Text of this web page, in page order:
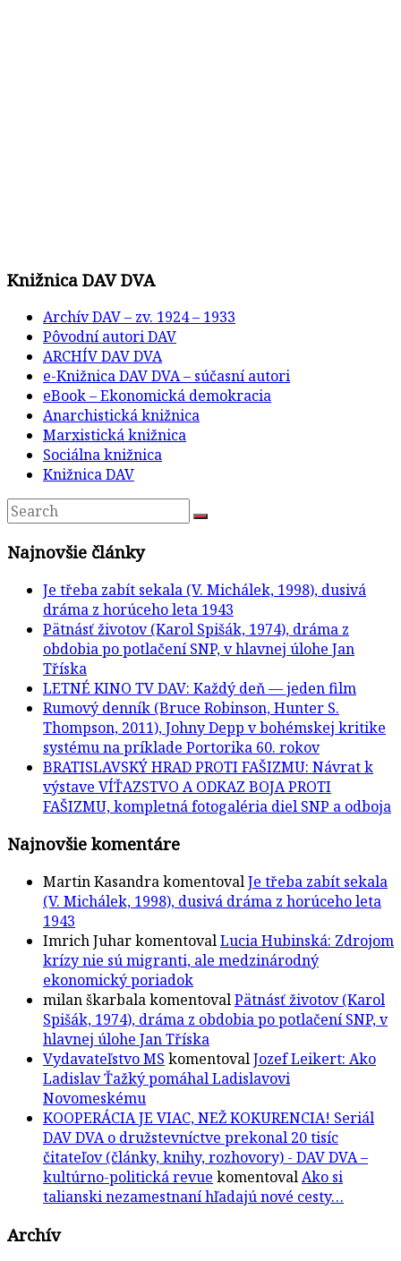
Knižnica DAV DVA
Archív DAV – zv. 1924 – 1933
Pôvodní autori DAV
ARCHÍV DAV DVA
e-Knižnica DAV DVA – súčasní autori
eBook – Ekonomická demokracia
Anarchistická knižnica
Marxistická knižnica
Sociálna knižnica
Knižnica DAV
Najnovšie články
Je třeba zabít sekala (V. Michálek, 1998), dusivá
dráma z horúceho leta 1943
Pätnásť životov (Karol Spišák, 1974), dráma z
obdobia po potlačení SNP, v hlavnej úlohe Jan
Tříska
LETNÉ KINO TV DAV: Každý deň — jeden film
Rumový denník (Bruce Robinson, Hunter S.
Thompson, 2011), Johny Depp v bohémskej kritike
systému na príklade Portorika 60. rokov
BRATISLAVSKÝ HRAD PROTI FAŠIZMU: Návrat k
výstave VÍŤAZSTVO A ODKAZ BOJA PROTI
FAŠIZMU, kompletná fotogaléria diel SNP a odboja
Najnovšie komentáre
Martin KasandrakomentovalJe třeba zabít sekala
(V. Michálek, 1998), dusivá dráma z horúceho leta
1943
Imrich JuharkomentovalLucia Hubinská: Zdrojom
krízy nie sú migranti, ale medzinárodný
ekonomický poriadok
milan škarbalakomentovalPätnásť životov (Karol
Spišák, 1974), dráma z obdobia po potlačení SNP, v
hlavnej úlohe Jan Tříska
Vydavateľstvo MS komentovalJozef Leikert: Ako
Ladislav Ťažký pomáhal Ladislavovi
Novomeskému
KOOPERÁCIA JE VIAC, NEŽ KOKURENCIA! Seriál
DAV DVA o družstevníctve prekonal 20 tisíc
čitateľov (články, knihy, rozhovory) - DAV DVA –
kultúrno-politická revue komentovalAko si
talianski nezamestnaní hľadajú nové cesty…
Archív